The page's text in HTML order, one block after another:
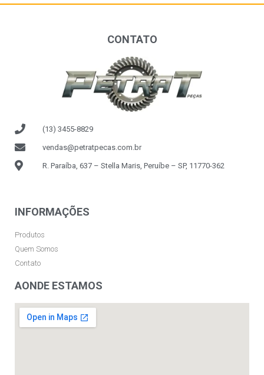
CONTATO
(13) 3455-8829
vendas@petratpecas.com.br
R. Paraíba, 637 – Stella Maris, Peruíbe – SP, 11770-362
INFORMAÇÕES
Produtos
Quem Somos
Contato
AONDE ESTAMOS